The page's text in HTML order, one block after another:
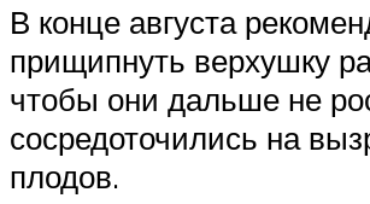
В конце августа
прищипнуть верхушку
чтобы они дальше не
сосредоточились на
плодов.